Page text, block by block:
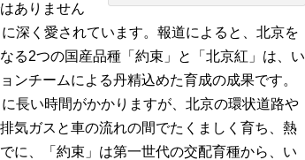
ありません
深く愛されています。報道によると、北京を
る2つの国産品種「約束」と「北京紅」は、い
ンチームによる丹精込めた育成の成果です。
長い時間がかかりますが、北京の環状道路や
気ガスと車の流れの間でたくましく育ち、熱
に、「約束」は第一世代の交配育種から、い